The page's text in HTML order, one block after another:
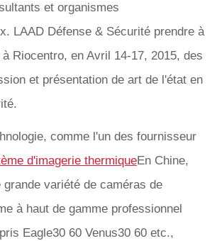
et organismes
LAAD Défense & Sécurité prendre à
Riocentro, en Avril 14-17, 2015, des
et présentation de art de l'état en
comme l'un des fournisseur
d'imagerie thermiqueEn Chine,
grande variété de caméras de
à haut de gamme professionnel
Eagle30 60 Venus30 60 etc.,